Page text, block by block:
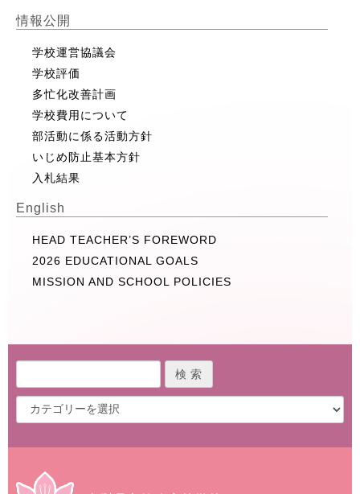
情報公開
学校運営協議会
学校評価
多忙化改善計画
学校費用について
部活動に係る活動方針
いじめ防止基本方針
入札結果
English
HEAD TEACHER’S FOREWORD
2026 EDUCATIONAL GOALS
MISSION AND SCHOOL POLICIES